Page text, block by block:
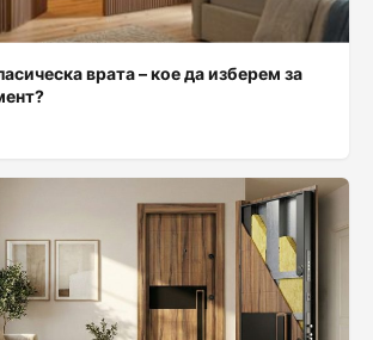
врата – кое да изберем за